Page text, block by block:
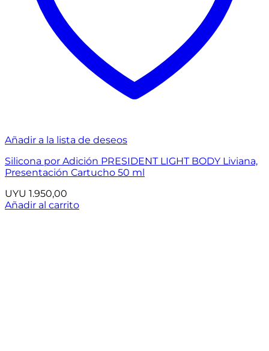
Añadir a la lista de deseos
Silicona por Adición PRESIDENT LIGHT BODY Liviana,
Presentación Cartucho 50 ml
UYU 1.950,00
Añadir al carrito